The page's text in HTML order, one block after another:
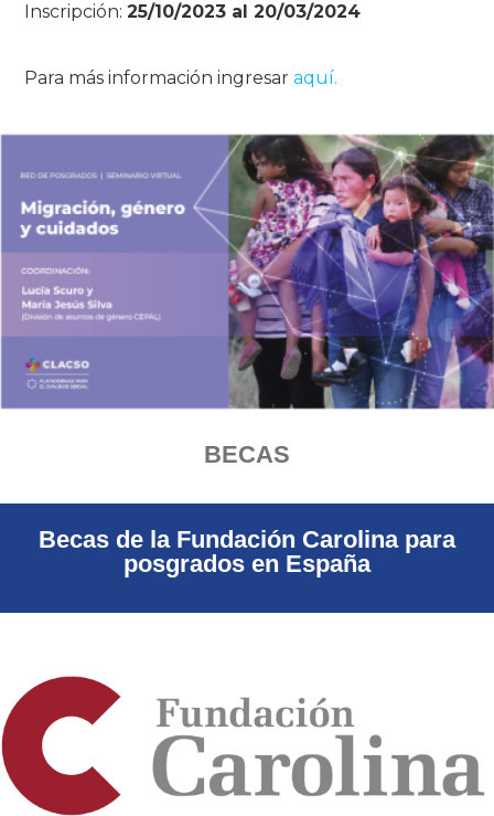
Inscripción: 25/10/2023 al 20/03/2024
Para más información ingresar aquí.
BECAS
Becas de la Fundación Carolina para
posgrados en España